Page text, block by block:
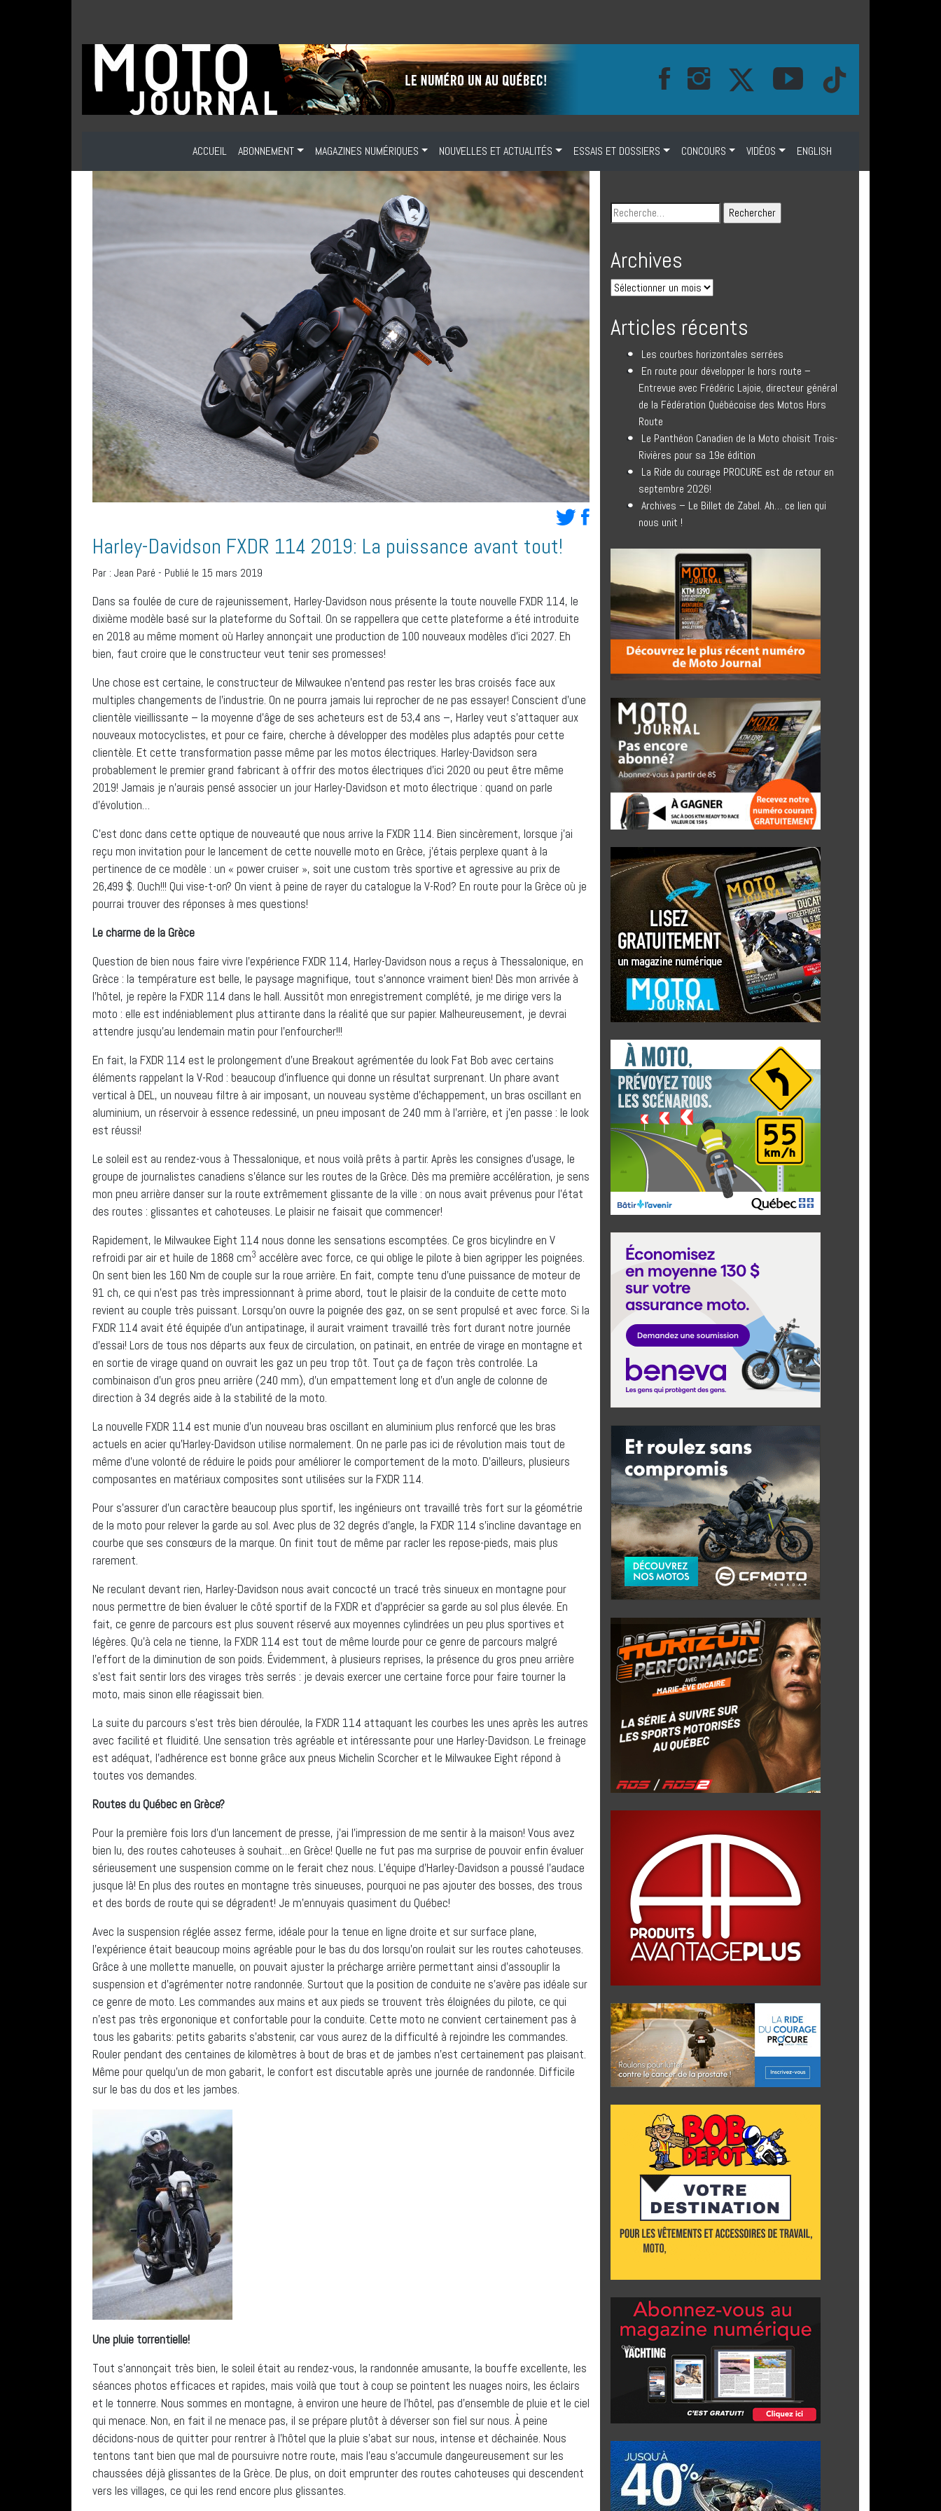
ACCUEIL ABONNEMENT MAGAZINES NUMÉRIQUES NOUVELLES ET ACTUALITÉS ESSAIS ET DOSSIERS CONCOURS VIDÉOS ENGLISH
Harley-Davidson FXDR 114 2019: La puissance avant tout!
Par : Jean Paré - Publié le 15 mars 2019
Dans sa foulée de cure de rajeunissement, Harley-Davidson nous présente la toute nouvelle FXDR 114, le
dixième modèle basé sur la plateforme du Softail. On se rappellera que cette plateforme a été introduite
en 2018 au même moment où Harley annonçait une production de 100 nouveaux modèles d’ici 2027. Eh
bien, faut croire que le constructeur veut tenir ses promesses!
Une chose est certaine, le constructeur de Milwaukee n’entend pas rester les bras croisés face aux
multiples changements de l’industrie. On ne pourra jamais lui reprocher de ne pas essayer! Conscient d’une
clientèle vieillissante – la moyenne d’âge de ses acheteurs est de 53,4 ans –, Harley veut s’attaquer aux
nouveaux motocyclistes, et pour ce faire, cherche à développer des modèles plus adaptés pour cette
clientèle. Et cette transformation passe même par les motos électriques. Harley-Davidson sera
probablement le premier grand fabricant à offrir des motos électriques d’ici 2020 ou peut être même
2019! Jamais je n’aurais pensé associer un jour Harley-Davidson et moto électrique : quand on parle
d’évolution…
C’est donc dans cette optique de nouveauté que nous arrive la FXDR 114. Bien sincèrement, lorsque j’ai
reçu mon invitation pour le lancement de cette nouvelle moto en Grèce, j’étais perplexe quant à la
pertinence de ce modèle : un « power cruiser », soit une custom très sportive et agressive au prix de
26,499 $. Ouch!!! Qui vise-t-on? On vient à peine de rayer du catalogue la V-Rod? En route pour la Grèce où je
pourrai trouver des réponses à mes questions!
Le charme de la Grèce
Question de bien nous faire vivre l’expérience FXDR 114, Harley-Davidson nous a reçus à Thessalonique, en
Grèce : la température est belle, le paysage magnifique, tout s’annonce vraiment bien! Dès mon arrivée à
l’hôtel, je repère la FXDR 114 dans le hall. Aussitôt mon enregistrement complété, je me dirige vers la
moto : elle est indéniablement plus attirante dans la réalité que sur papier. Malheureusement, je devrai
attendre jusqu’au lendemain matin pour l’enfourcher!!!
En fait, la FXDR 114 est le prolongement d’une Breakout agrémentée du look Fat Bob avec certains
éléments rappelant la V-Rod : beaucoup d’influence qui donne un résultat surprenant. Un phare avant
vertical à DEL, un nouveau filtre à air imposant, un nouveau système d’échappement, un bras oscillant en
aluminium, un réservoir à essence redessiné, un pneu imposant de 240 mm à l’arrière, et j’en passe : le look
est réussi!
Le soleil est au rendez-vous à Thessalonique, et nous voilà prêts à partir. Après les consignes d’usage, le
groupe de journalistes canadiens s’élance sur les routes de la Grèce. Dès ma première accélération, je sens
mon pneu arrière danser sur la route extrêmement glissante de la ville : on nous avait prévenus pour l’état
des routes : glissantes et cahoteuses. Le plaisir ne faisait que commencer!
Rapidement, le Milwaukee Eight 114 nous donne les sensations escomptées. Ce gros bicylindre en V
refroidi par air et huile de 1868 cm3 accélère avec force, ce qui oblige le pilote à bien agripper les poignées.
On sent bien les 160 Nm de couple sur la roue arrière. En fait, compte tenu d’une puissance de moteur de
91 ch, ce qui n’est pas très impressionnant à prime abord, tout le plaisir de la conduite de cette moto
revient au couple très puissant. Lorsqu’on ouvre la poignée des gaz, on se sent propulsé et avec force. Si la
FXDR 114 avait été équipée d’un antipatinage, il aurait vraiment travaillé très fort durant notre journée
d’essai! Lors de tous nos départs aux feux de circulation, on patinait, en entrée de virage en montagne et
en sortie de virage quand on ouvrait les gaz un peu trop tôt. Tout ça de façon très controlée. La
combinaison d’un gros pneu arrière (240 mm), d’un empattement long et d’un angle de colonne de
direction à 34 degrés aide à la stabilité de la moto.
La nouvelle FXDR 114 est munie d’un nouveau bras oscillant en aluminium plus renforcé que les bras
actuels en acier qu’Harley-Davidson utilise normalement. On ne parle pas ici de révolution mais tout de
même d’une volonté de réduire le poids pour améliorer le comportement de la moto. D’ailleurs, plusieurs
composantes en matériaux composites sont utilisées sur la FXDR 114.
Pour s’assurer d’un caractère beaucoup plus sportif, les ingénieurs ont travaillé très fort sur la géométrie
de la moto pour relever la garde au sol. Avec plus de 32 degrés d’angle, la FXDR 114 s’incline davantage en
courbe que ses consœurs de la marque. On finit tout de même par racler les repose-pieds, mais plus
rarement.
Ne reculant devant rien, Harley-Davidson nous avait concocté un tracé très sinueux en montagne pour
nous permettre de bien évaluer le côté sportif de la FXDR et d’apprécier sa garde au sol plus élevée. En
fait, ce genre de parcours est plus souvent réservé aux moyennes cylindrées un peu plus sportives et
légères. Qu’à cela ne tienne, la FXDR 114 est tout de même lourde pour ce genre de parcours malgré
l’effort de la diminution de son poids. Évidemment, à plusieurs reprises, la présence du gros pneu arrière
s’est fait sentir lors des virages très serrés : je devais exercer une certaine force pour faire tourner la
moto, mais sinon elle réagissait bien.
La suite du parcours s’est très bien déroulée, la FXDR 114 attaquant les courbes les unes après les autres
avec facilité et fluidité. Une sensation très agréable et intéressante pour une Harley-Davidson. Le freinage
est adéquat, l’adhérence est bonne grâce aux pneus Michelin Scorcher et le Milwaukee Eight répond à
toutes vos demandes.
Routes du Québec en Grèce?
Pour la première fois lors d’un lancement de presse, j’ai l’impression de me sentir à la maison! Vous avez
bien lu, des routes cahoteuses à souhait…en Grèce! Quelle ne fut pas ma surprise de pouvoir enfin évaluer
sérieusement une suspension comme on le ferait chez nous. L’équipe d’Harley-Davidson a poussé l’audace
jusque là! En plus des routes en montagne très sinueuses, pourquoi ne pas ajouter des bosses, des trous
et des bords de route qui se dégradent! Je m’ennuyais quasiment du Québec!
Avec la suspension réglée assez ferme, idéale pour la tenue en ligne droite et sur surface plane,
l’expérience était beaucoup moins agréable pour le bas du dos lorsqu’on roulait sur les routes cahoteuses.
Grâce à une mollette manuelle, on pouvait ajuster la précharge arrière permettant ainsi d’assouplir la
suspension et d’agrémenter notre randonnée. Surtout que la position de conduite ne s’avère pas idéale sur
ce genre de moto. Les commandes aux mains et aux pieds se trouvent très éloignées du pilote, ce qui
n’est pas très ergononique et confortable pour la conduite. Cette moto ne convient certainement pas à
tous les gabarits: petits gabarits s’abstenir, car vous aurez de la difficulté à rejoindre les commandes.
Rouler pendant des centaines de kilomètres à bout de bras et de jambes n’est certainement pas plaisant.
Même pour quelqu’un de mon gabarit, le confort est discutable après une journée de randonnée. Difficile
sur le bas du dos et les jambes.
Une pluie torrentielle!
Tout s’annonçait très bien, le soleil était au rendez-vous, la randonnée amusante, la bouffe excellente, les
séances photos efficaces et rapides, mais voilà que tout à coup se pointent les nuages noirs, les éclairs
et le tonnerre. Nous sommes en montagne, à environ une heure de l’hôtel, pas d’ensemble de pluie et le ciel
qui menace. Non, en fait il ne menace pas, il se prépare plutôt à déverser son fiel sur nous. À peine
décidons-nous de quitter pour rentrer à l’hôtel que la pluie s’abat sur nous, intense et déchainée. Nous
tentons tant bien que mal de poursuivre notre route, mais l’eau s’accumule dangeureusement sur les
chaussées déjà glissantes de la Grèce. De plus, on doit emprunter des routes cahoteuses qui descendent
vers les villages, ce qui les rend encore plus glissantes.
Archives
Articles récents
Les courbes horizontales serrées
En route pour développer le hors route –
Entrevue avec Frédéric Lajoie, directeur général
de la Fédération Québécoise des Motos Hors
Route
Le Panthéon Canadien de la Moto choisit Trois-
Rivières pour sa 19e édition
La Ride du courage PROCURE est de retour en
septembre 2026!
Archives – Le Billet de Zabel. Ah… ce lien qui
nous unit !